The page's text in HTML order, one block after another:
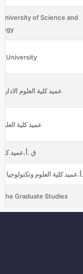
of Science and
University
عميد كلية العلوم
عميد كلية
ق .أ.عميد
كلية العلوم وتكنولوجيا
the Graduate Studies